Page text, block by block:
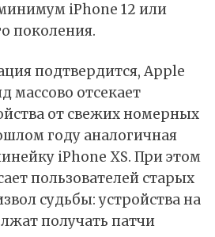
iPhone 12 или
поколения.
подтвердится, Apple
массово отсекает
от свежих номерных
году аналогичная
iPhone XS. При этом
пользователей старых
судьбы: устройства на
получать патчи